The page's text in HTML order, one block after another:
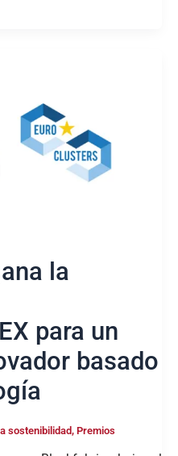
la
para un
basado
sostenibilidad, Premios